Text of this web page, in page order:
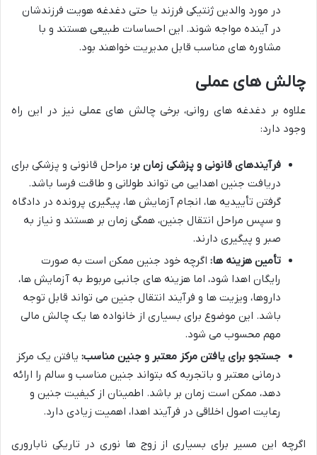
در مورد والدین ژنتیکی فرزند یا حتی دغدغه هویت فرزندشان
در آینده مواجه شوند. این احساسات طبیعی هستند و با
مشاوره های مناسب قابل مدیریت خواهند بود.
چالش های عملی
علاوه بر دغدغه های روانی، برخی چالش های عملی نیز در این راه
وجود دارد:
فرآیندهای قانونی و پزشکی زمان بر: مراحل قانونی و پزشکی برای
دریافت جنین اهدایی می تواند طولانی و طاقت فرسا باشد.
گرفتن تأییدیه ها، انجام آزمایش ها، پیگیری پرونده در دادگاه
و سپس مراحل انتقال جنین، همگی زمان بر هستند و نیاز به
صبر و پیگیری دارند.
تأمین هزینه ها: اگرچه خود جنین ممکن است به صورت
رایگان اهدا شود، اما هزینه های جانبی مربوط به آزمایش ها،
داروها، ویزیت ها و فرآیند انتقال جنین می تواند قابل توجه
باشد. این موضوع برای بسیاری از خانواده ها یک چالش مالی
مهم محسوب می شود.
جستجو برای یافتن مرکز معتبر و جنین مناسب: یافتن یک مرکز
درمانی معتبر و باتجربه که بتواند جنین مناسب و سالم را ارائه
دهد، ممکن است زمان بر باشد. اطمینان از کیفیت جنین و
رعایت اصول اخلاقی در فرآیند اهدا، اهمیت زیادی دارد.
اگرچه این مسیر برای بسیاری از زوج ها نوری در تاریکی ناباروری